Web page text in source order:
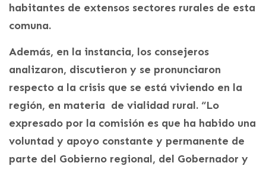
habitantes de extensos sectores rurales de esta
comuna.
Además, en la instancia, los consejeros
analizaron, discutieron y se pronunciaron
respecto a la crisis que se está viviendo en la
región, en materia de vialidad rural. “Lo
expresado por la comisión es que ha habido una
voluntad y apoyo constante y permanente de
parte del Gobierno regional, del Gobernador y